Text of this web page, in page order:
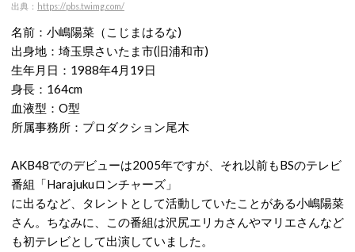
出典： https://pbs.twimg.com/
名前：小嶋陽菜（こじまはるな)
出身地：埼玉県さいたま市(旧浦和市)
生年月日：1988年4月19日
身長：164cm
血液型：O型
所属事務所：プロダクション尾木
AKB48でのデビューは2005年ですが、それ以前もBSのテレビ
番組「Harajukuロンチャーズ」
に出るなど、タレントとして活動していたことがある小嶋陽菜
さん。ちなみに、この番組は沢尻エリカさんやマリエさんなど
も初テレビとして出演していました。